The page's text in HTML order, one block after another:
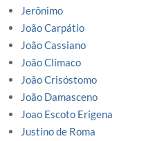
Jerônimo
João Carpátio
João Cassiano
João Clímaco
João Crisóstomo
João Damasceno
Joao Escoto Erigena
Justino de Roma